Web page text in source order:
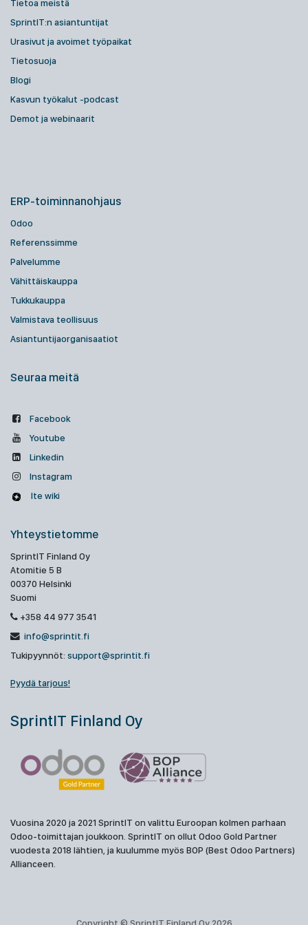
Tietoa meistä
SprintIT:n asiantuntijat
Urasivut ja avoimet työpaikat
Tietosuoja
Blogi
Kasvun työkalut -podcast
Demot ja webinaarit
ERP-toiminnanohjaus
Odoo
Referenssimme
Palvelumme
Vähittäiskauppa
Tukkukauppa
Valmistava teollisuus
Asiantuntijaorganisaatiot
Seuraa meitä
Facebook
Youtube
Linkedin
Instagram
Ite wiki
Yhteystietomme
SprintIT Finland Oy
Atomitie 5 B
00370 Helsinki
Suomi
+358 44 977 3541
info@sprintit.fi
Tukipyynnöt: support@sprintit.fi
Pyydä tarjous!
SprintIT Finland Oy
Vuosina 2020 ja 2021 SprintIT on valittu Euroopan kolmen parhaan
Odoo-toimittajan joukkoon. SprintIT on ollut Odoo Gold Partner
vuodesta 2018 lähtien, ja kuulumme myös BOP (Best Odoo Partners)
Allianceen.
Copyright © SprintIT Finland Oy 2026